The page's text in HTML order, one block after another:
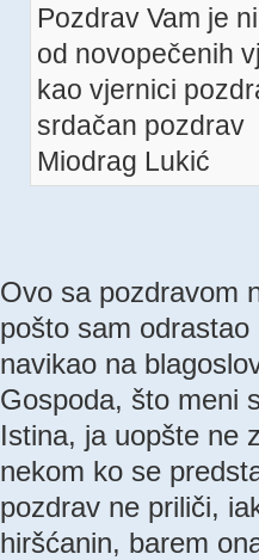
Pozdrav Vam je
od novopečenih
kao vjernici
srdačan pozdrav
Miodrag Lukić
Ovo sa pozdravom
pošto sam
navikao na
Gospoda, što meni
Istina, ja uopšte ne
nekom ko se
pozdrav ne priliči,
hiršćanin, barem